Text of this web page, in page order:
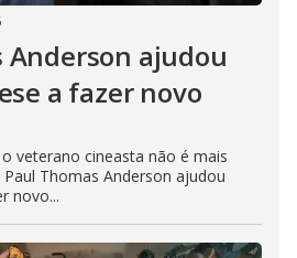
Anderson ajudou
a fazer novo
veterano cineasta não é mais
Thomas Anderson ajudou
novo...